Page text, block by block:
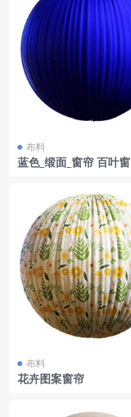
布料
蓝色_缎面_窗帘 百叶窗
布料
花卉图案窗帘